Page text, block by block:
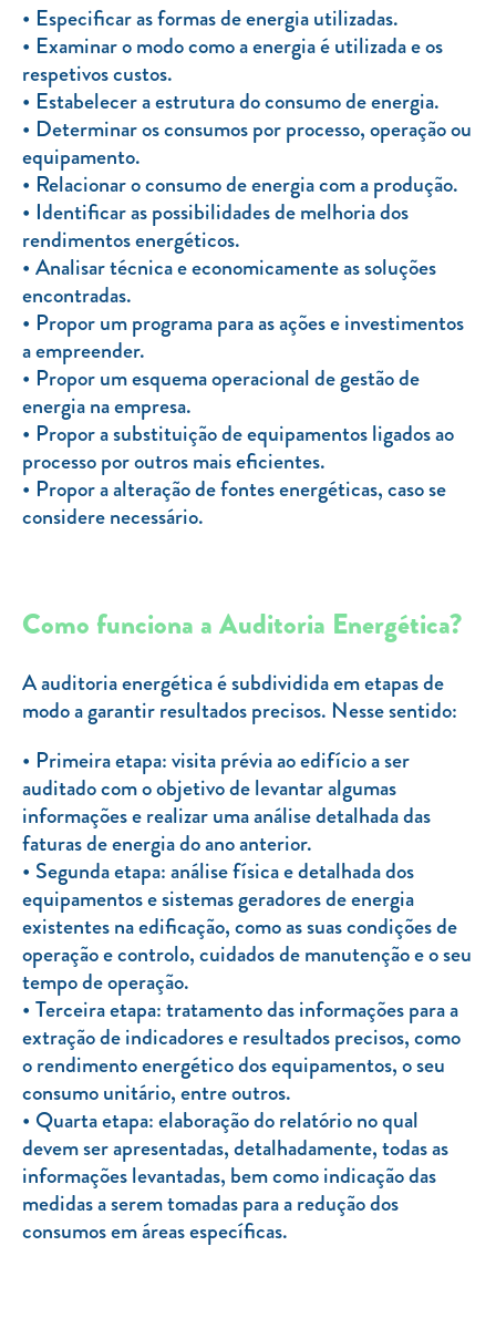
Especificar as formas de energia utilizadas.
Examinar o modo como a energia é utilizada e os
respetivos custos.
Estabelecer a estrutura do consumo de energia.
Determinar os consumos por processo, operação ou
equipamento.
Relacionar o consumo de energia com a produção.
Identificar as possibilidades de melhoria dos
rendimentos energéticos.
Analisar técnica e economicamente as soluções
encontradas.
Propor um programa para as ações e investimentos
a empreender.
Propor um esquema operacional de gestão de
energia na empresa.
Propor a substituição de equipamentos ligados ao
processo por outros mais eficientes.
Propor a alteração de fontes energéticas, caso se
considere necessário.
Como funciona a Auditoria Energética?
A auditoria energética é subdividida em etapas de
modo a garantir resultados precisos. Nesse sentido:
Primeira etapa: visita prévia ao edifício a ser
auditado com o objetivo de levantar algumas
informações e realizar uma análise detalhada das
faturas de energia do ano anterior.
Segunda etapa: análise física e detalhada dos
equipamentos e sistemas geradores de energia
existentes na edificação, como as suas condições de
operação e controlo, cuidados de manutenção e o seu
tempo de operação.
Terceira etapa: tratamento das informações para a
extração de indicadores e resultados precisos, como
o rendimento energético dos equipamentos, o seu
consumo unitário, entre outros.
Quarta etapa: elaboração do relatório no qual
devem ser apresentadas, detalhadamente, todas as
informações levantadas, bem como indicação das
medidas a serem tomadas para a redução dos
consumos em áreas específicas.